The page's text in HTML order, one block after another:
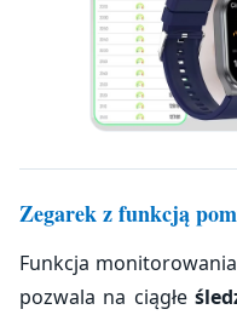
Zegarek z funkcją
Funkcja
pozwala na ciągłe